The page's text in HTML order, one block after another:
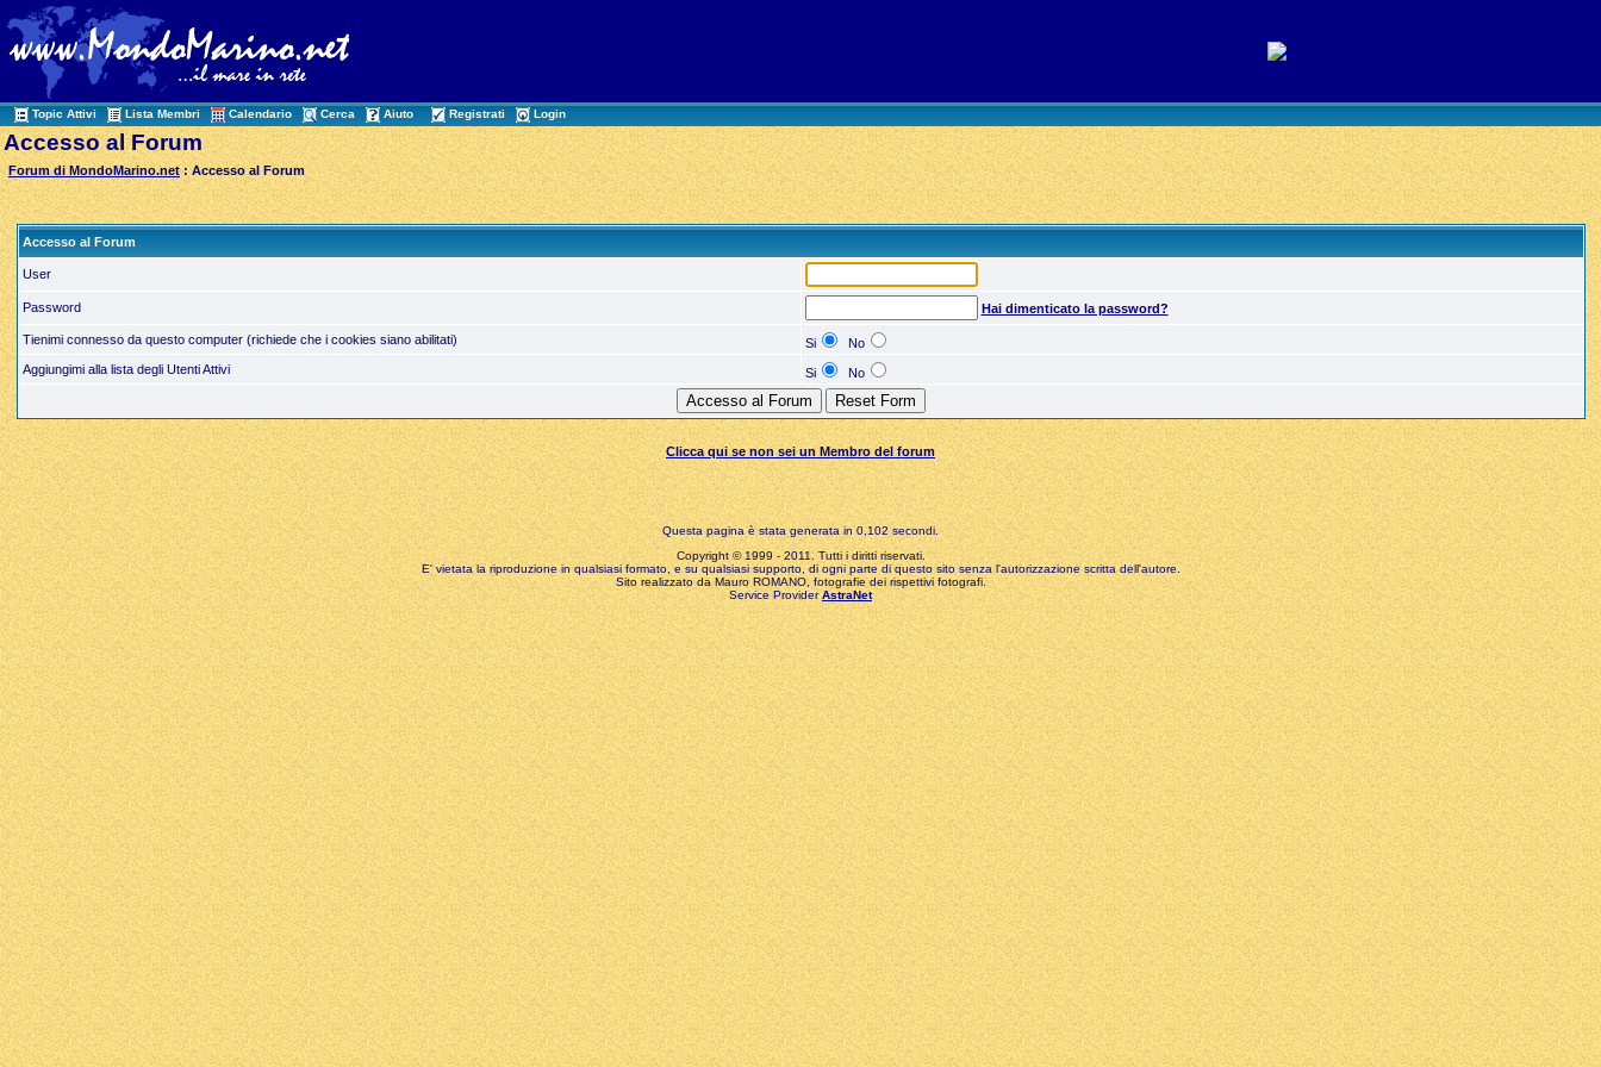
Topic Attivi Lista Membri Calendario Cerca Aiuto Registrati Login
Accesso al Forum
Forum di MondoMarino.net : Accesso al Forum
Accesso al Forum
User
Password Hai dimenticato la password?
Tienimi connesso da questo computer (richiede che i cookies siano abilitati) Si
No
Aggiungimi alla lista degli Utenti Attivi
Si No
Clicca qui se non sei un Membro del forum
Questa pagina è stata generata in 0,102 secondi.
Copyright © 1999 - 2011. Tutti i diritti riservati.
E' vietata la riproduzione in qualsiasi formato, e su qualsiasi supporto, di ogni parte di questo sito senza l'autorizzazione scritta dell'autore.
Sito realizzato da Mauro ROMANO, fotografie dei rispettivi fotografi.
Service ProviderAstraNet